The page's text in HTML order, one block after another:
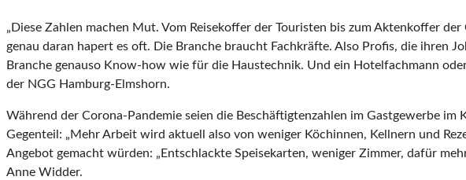
„Diese Zahlen machen Mut. Vom Reisekoffer der Touristen bis zum Aktenkoffer
genau daran hapert es oft. Die Branche braucht Fachkräfte. Also Profis, die ihren
Branche genauso Know-how wie für die Haustechnik. Und ein Hotelfachmann
der NGG Hamburg-Elmshorn.
Während der Corona-Pandemie seien die Beschäftigtenzahlen im Gastgewerbe
Gegenteil: „Mehr Arbeit wird aktuell also von weniger Köchinnen, Kellnern und
Angebot gemacht würden: „Entschlackte Speisekarten, weniger Zimmer, dafür
Anne Widder.